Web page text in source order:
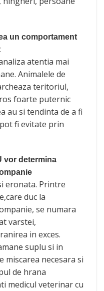
un comportament
atentia mai
Animalele de
teritoriul,
foarte puternic
au si tendinta de a fi
fi evitate prin
vor determina
eronata. Printre
duc la
se numara
varstei,
in exces.
suplu si in
miscarea necesara si
de hrana
medicul veterinar cu